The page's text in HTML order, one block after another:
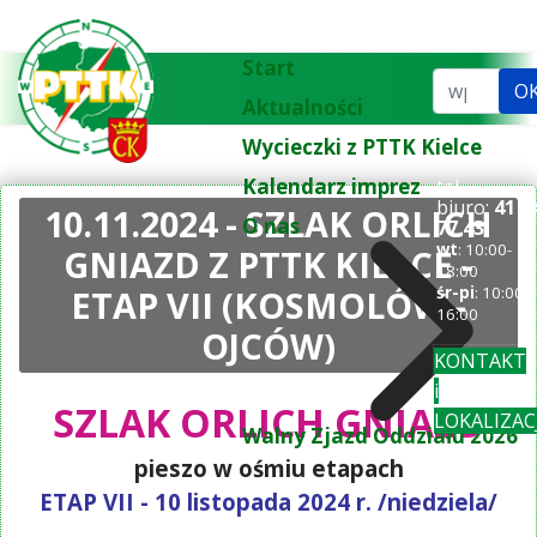
Start
Aktualności
Wycieczki z PTTK Kielce
Kalendarz imprez
O nas
Walny Zjazd Oddziału 2026
Szukaj...
tel.
biuro: 41
77 43
wt: 10:00-
18:00
śr-pi: 10:00-
16:00
KONTAKT
i
10.11.2024 - SZLAK ORLICH
GNIAZD Z PTTK KIELCE -
ETAP VII (KOSMOLÓW -
OJCÓW)
SZLAK ORLICH GNIAZD
pieszo w ośmiu etapach
ETAP VII - 10 listopada 2024 r. /niedziela/